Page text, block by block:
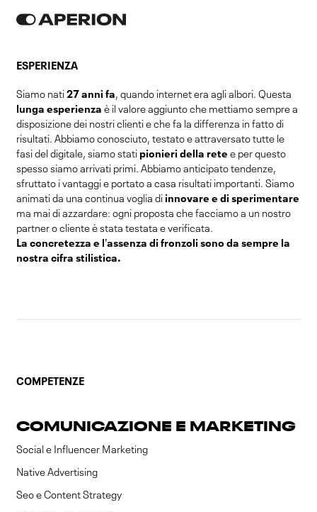
ESPERIENZA
Siamo nati 27 anni fa, quando internet era agli albori. Questa
lunga esperienza è il valore aggiunto che mettiamo sempre a
disposizione dei nostri clienti e che fa la differenza in fatto di
risultati. Abbiamo conosciuto, testato e attraversato tutte le
fasi del digitale, siamo stati pionieri della rete e per questo
spesso siamo arrivati primi. Abbiamo anticipato tendenze,
sfruttato i vantaggi e portato a casa risultati importanti. Siamo
animati da una continua voglia di innovare e di sperimentare
ma mai di azzardare: ogni proposta che facciamo a un nostro
partner o cliente è stata testata e verificata.
La concretezza e l’assenza di fronzoli sono da sempre la
nostra cifra stilistica.
COMPETENZE
COMUNICAZIONE E MARKETING
Social e Influencer Marketing
Native Advertising
Seo e Content Strategy